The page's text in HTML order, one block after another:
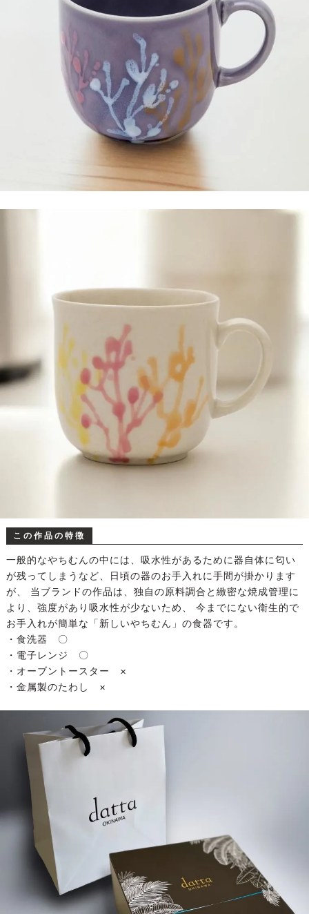
この作品の特徴
一般的なやちむんの中には、吸水性があるために器自体に匂い
が残ってしまうなど、日頃の器のお手入れに手間が掛かります
が、 当ブランドの作品は、独自の原料調合と緻密な焼成管理に
より、強度があり吸水性が少ないため、 今までにない衛生的で
お手入れが簡単な「新しいやちむん」の食器です。
・食洗器 〇
・電子レンジ 〇
・オーブントースター ×
・金属製のたわし ×